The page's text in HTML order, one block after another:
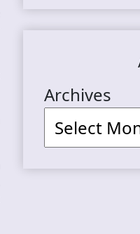
Archives